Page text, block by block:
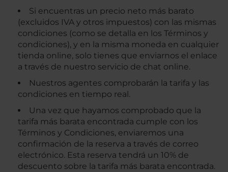
Si encuentras un precio neto más barato
(excluidos IVA y otros impuestos) con las mismas
condiciones (como se detalla en los Términos y
condiciones), y en la misma moneda en cualquier
tienda online, solo tienes que enviarnos el enlace
a través de nuestro servicio de chat online.
Nuestros agentes comprobarán la tarifa y las
condiciones en tiempo real.
Una vez que hayamos comprobado que la
tarifa más barata encontrada cumple con los
Términos y Condiciones, enviaremos una
confirmación de la reserva a través de correo
electrónico. Esta reserva tendrá un 10% de
descuento sobre la tarifa más barata encontrada.